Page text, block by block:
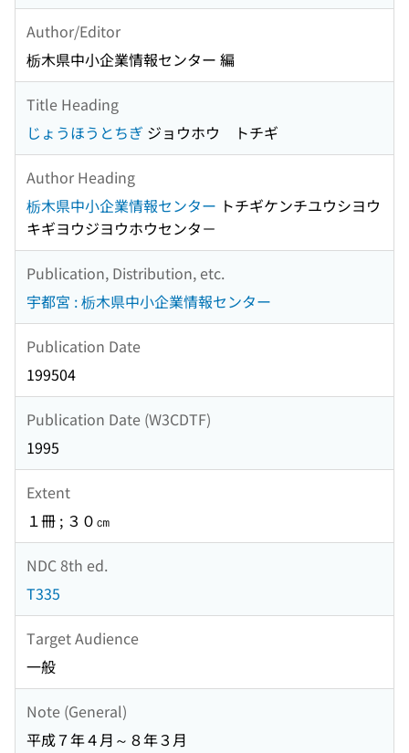
Author/Editor
栃木県中小企業情報センター 編
Title Heading
じょうほうとちぎ ジョウホウ トチギ
Author Heading
栃木県中小企業情報センター トチギケンチユウシヨウ
キギヨウジヨウホウセンタ－
Publication, Distribution, etc.
宇都宮 : 栃木県中小企業情報センター
Publication Date
199504
Publication Date (W3CDTF)
1995
Extent
１冊 ; ３０㎝
NDC 8th ed.
T335
Target Audience
一般
Note (General)
平成７年４月～８年３月